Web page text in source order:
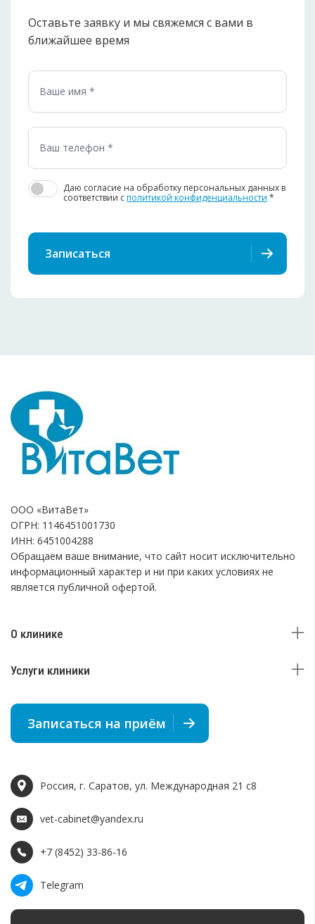
Оставьте заявку и мы свяжемся с вами в
ближайшее время
Записаться
Даю согласие на обработку персональных данных в
соответствии cполитикой конфиденциальности *
ООО «ВитаВет»
ОГРН: 1146451001730
ИНН: 6451004288
Обращаем ваше внимание, что сайт носит исключительно
информационный характер и ни при каких условиях не
является публичной офертой.
О клинике
Услуги клиники
Записаться на приём
Россия, г. Саратов, ул. Международная 21 c8
vet-cabinet@yandex.ru
+7 (8452) 33-86-16
Telegram